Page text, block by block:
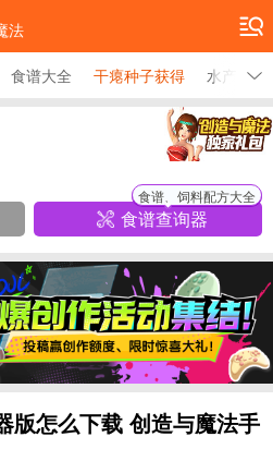
法
食谱大全 干瘪种子获得 水产品分
食谱查询器
食谱、饲料配方大全
版怎么下载 创造与魔法手